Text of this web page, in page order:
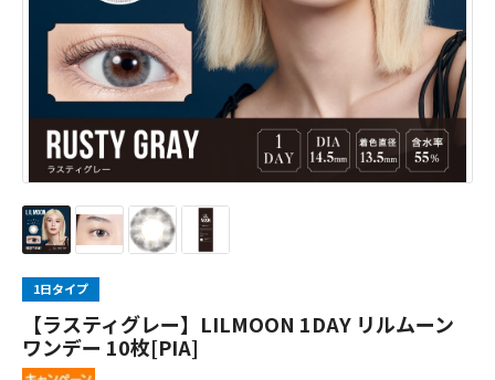
1日タイプ
【ラスティグレー】LILMOON 1DAY リルムーン
ワンデー 10枚[PIA]